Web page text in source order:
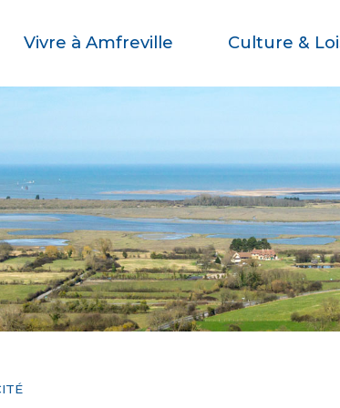
Vivre à Amfreville Culture &